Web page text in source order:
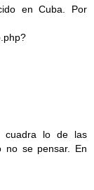
en Cuba. Por
cuadra lo de las
no se pensar. En